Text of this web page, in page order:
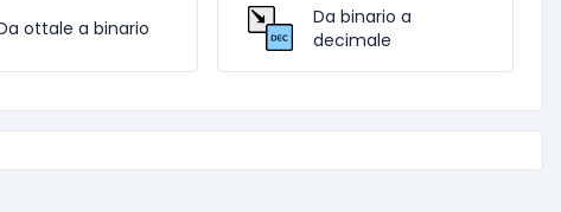
ottale a binario
Da binario a
decimale